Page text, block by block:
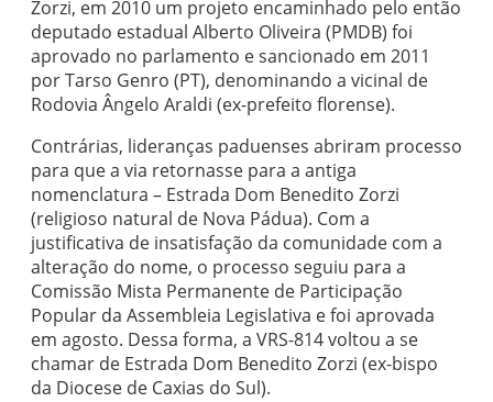
Zorzi, em 2010 um projeto encaminhado pelo então
deputado estadual Alberto Oliveira (PMDB) foi
aprovado no parlamento e sancionado em 2011
por Tarso Genro (PT), denominando a vicinal de
Rodovia Ângelo Araldi (ex-prefeito florense).
Contrárias, lideranças paduenses abriram processo
para que a via retornasse para a antiga
nomenclatura – Estrada Dom Benedito Zorzi
(religioso natural de Nova Pádua). Com a
justificativa de insatisfação da comunidade com a
alteração do nome, o processo seguiu para a
Comissão Mista Permanente de Participação
Popular da Assembleia Legislativa e foi aprovada
em agosto. Dessa forma, a VRS-814 voltou a se
chamar de Estrada Dom Benedito Zorzi (ex-bispo
da Diocese de Caxias do Sul).